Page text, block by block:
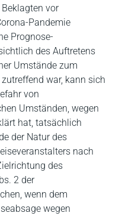
vor
Pandemie
Prognose-
des Auftretens
Umstände zum
war, kann sich
von
Umständen, wegen
hat, tatsächlich
der Natur des
nach
des
2 der
wenn dem
wegen